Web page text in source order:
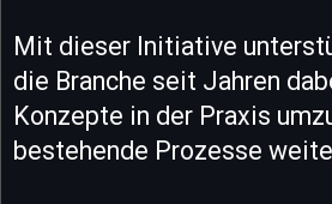
Mit dieser Initiative
die Branche seit Jahren
Konzepte in der Praxis
bestehende Prozesse